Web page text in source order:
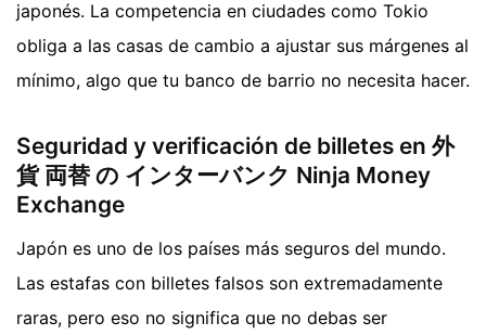
japonés. La competencia en ciudades como Tokio
obliga a las casas de cambio a ajustar sus márgenes al
mínimo, algo que tu banco de barrio no necesita hacer.
Seguridad y verificación de billetes en 外
貨 両替 の インターバンク Ninja Money
Exchange
Japón es uno de los países más seguros del mundo.
Las estafas con billetes falsos son extremadamente
raras, pero eso no significa que no debas ser